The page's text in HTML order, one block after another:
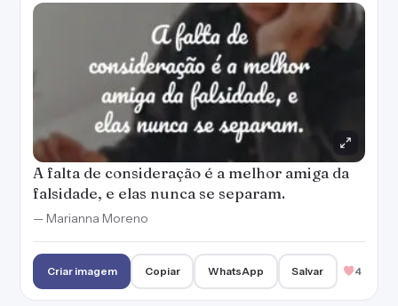
A falta de consideração é a melhor amiga da
falsidade, e elas nunca se separam.
— Marianna Moreno
Criar imagem Copiar WhatsApp Salvar 4